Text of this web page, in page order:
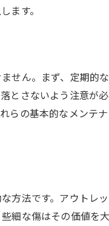
訣
イド
ます。
せん。まず、定期的
とさないよう注意が
らの基本的なメンテ
方法です。アウトレ
細な傷はその価値を